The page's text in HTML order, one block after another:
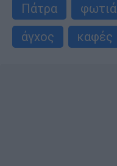
Πάτρα
φωτιά
άγχος
καφές